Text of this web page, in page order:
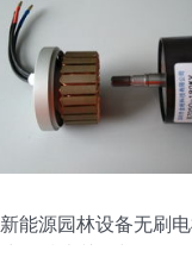
能源园林设备无刷